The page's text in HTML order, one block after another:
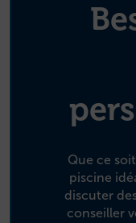
Que ce
piscine
discuter
conseiller